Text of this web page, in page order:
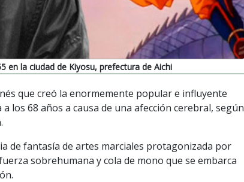
en la ciudad de Kiyosu, prefectura de Aichi
que creó la enormemente popular e influyente
los 68 años a causa de una afección cerebral, según
de fantasía de artes marciales protagonizada por
sobrehumana y cola de mono que se embarca